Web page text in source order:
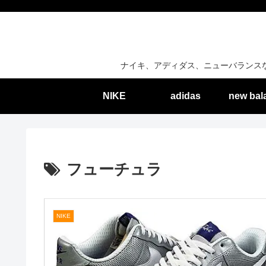
ナイキ、アディダス、ニューバラン
NIKE adidas new
フューチュラ